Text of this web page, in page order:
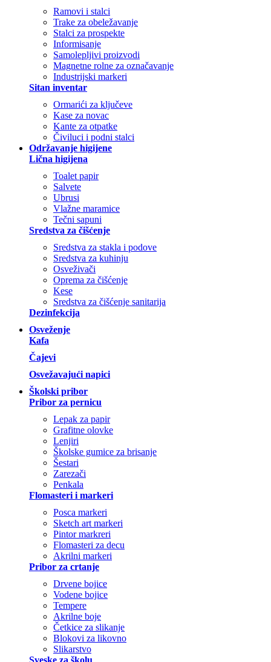
Ramovi i stalci
Trake za obeležavanje
Stalci za prospekte
Informisanje
Samolepljivi proizvodi
Magnetne rolne za označavanje
Industrijski markeri
Sitan inventar
Ormarići za ključeve
Kase za novac
Kante za otpatke
Čiviluci i podni stalci
Održavanje higijene
Lična higijena
Toalet papir
Salvete
Ubrusi
Vlažne maramice
Tečni sapuni
Sredstva za čišćenje
Sredstva za stakla i podove
Sredstva za kuhinju
Osveživači
Oprema za čišćenje
Kese
Sredstva za čišćenje sanitarija
Dezinfekcija
Osveženje
Kafa
Čajevi
Osvežavajući napici
Školski pribor
Pribor za pernicu
Lepak za papir
Grafitne olovke
Lenjiri
Školske gumice za brisanje
Šestari
Zarezači
Penkala
Flomasteri i markeri
Posca markeri
Sketch art markeri
Pintor markreri
Flomasteri za decu
Akrilni markeri
Pribor za crtanje
Drvene bojice
Vodene bojice
Tempere
Akrilne boje
Četkice za slikanje
Blokovi za likovno
Slikarstvo
Sveske za školu